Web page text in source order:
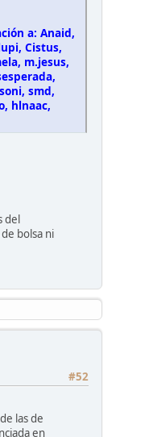
a: Anaid,
Cistus,
m.jesus,
smd,
hlnaac,
del
bolsa ni
#52
las de
en